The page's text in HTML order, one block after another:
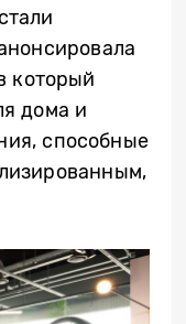
который
дома и
способные